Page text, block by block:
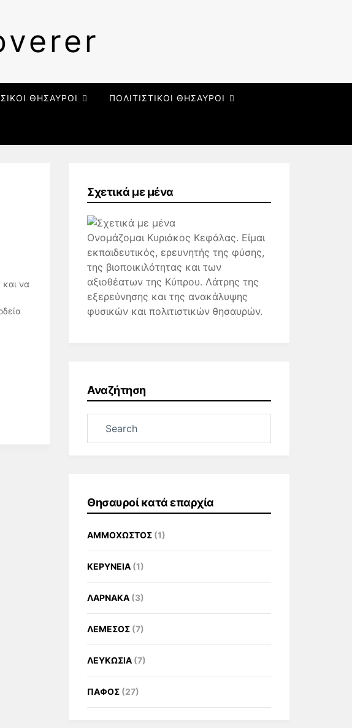
ΘΗΣΑΥΡΟΙ ΠΟΛΙΤΙΣΤΙΚΟΙ ΘΗΣΑΥΡΟΙ
να
Σχετικά με μένα
Ονομάζομαι Κυριάκος Κεφάλας. Είμαι
εκπαιδευτικός, ερευνητής της φύσης,
της βιοποικιλότητας και των
αξιοθέατων της Κύπρου. Λάτρης της
εξερεύνησης και της ανακάλυψης
φυσικών και πολιτιστικών θησαυρών.
Αναζήτηση
Θησαυροί κατά επαρχία
ΑΜΜΟΧΩΣΤΟΣ (1)
ΚΕΡΥΝΕΙΑ (1)
ΛΑΡΝΑΚΑ (3)
ΛΕΜΕΣΟΣ (7)
ΛΕΥΚΩΣΙΑ (7)
ΠΑΦΟΣ (27)